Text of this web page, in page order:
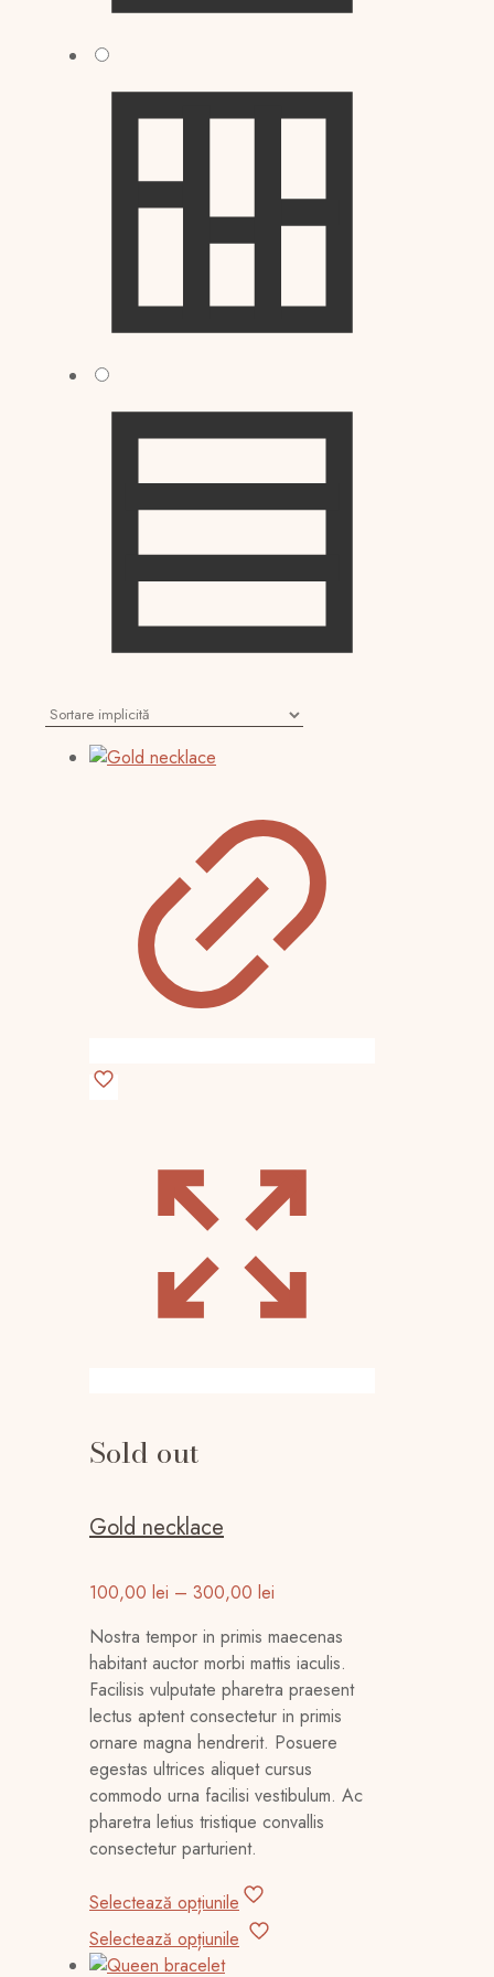
Sold out
Gold necklace
100,00 lei – 300,00 lei
prețuri:
100,00 lei
până
la
300,00 lei
Nostra tempor in primis maecenas
habitant auctor morbi mattis iaculis.
Facilisis vulputate pharetra praesent
lectus aptent consectetur in primis
ornare magna hendrerit. Posuere
egestas ultrices aliquet cursus
commodo urna facilisi vestibulum. Ac
pharetra letius tristique convallis
consectetur parturient.
Selectează opțiunile
Selectează opțiunile Acest